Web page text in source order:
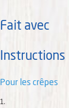
Fait avec
Instructions
Pour les crêpes